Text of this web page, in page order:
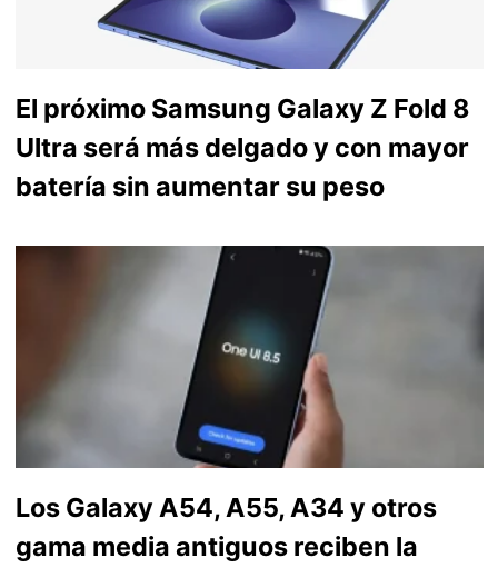
El próximo Samsung Galaxy Z Fold 8
Ultra será más delgado y con mayor
batería sin aumentar su peso
Los Galaxy A54, A55, A34 y otros
gama media antiguos reciben la